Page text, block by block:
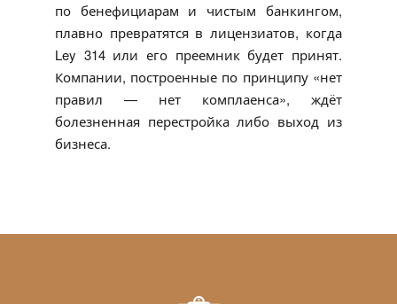
по бенефициарам и чистым банкингом,
плавно превратятся в лицензиатов, когда
Ley 314 или его преемник будет принят.
Компании, построенные по принципу «нет
правил — нет комплаенса», ждёт
болезненная перестройка либо выход из
бизнеса.